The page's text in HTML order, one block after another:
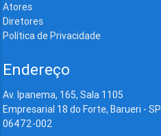
Atores
Diretores
Política de Privacidade
Endereço
Av. Ipanema, 165, Sala 1105
Empresarial 18 do Forte, Barueri - SP
06472-002